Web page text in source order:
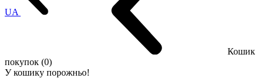
UA
Кошик
покупок (0)
У кошику порожньо!